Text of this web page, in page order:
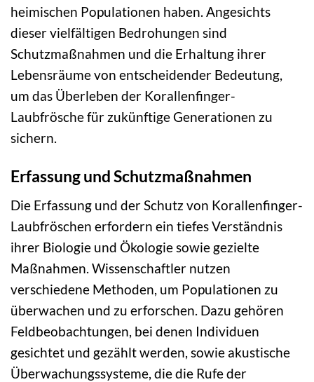
heimischen Populationen haben. Angesichts
dieser vielfältigen Bedrohungen sind
Schutzmaßnahmen und die Erhaltung ihrer
Lebensräume von entscheidender Bedeutung,
um das Überleben der Korallenfinger-
Laubfrösche für zukünftige Generationen zu
sichern.
Erfassung und Schutzmaßnahmen
Die Erfassung und der Schutz von Korallenfinger-
Laubfröschen erfordern ein tiefes Verständnis
ihrer Biologie und Ökologie sowie gezielte
Maßnahmen. Wissenschaftler nutzen
verschiedene Methoden, um Populationen zu
überwachen und zu erforschen. Dazu gehören
Feldbeobachtungen, bei denen Individuen
gesichtet und gezählt werden, sowie akustische
Überwachungssysteme, die die Rufe der